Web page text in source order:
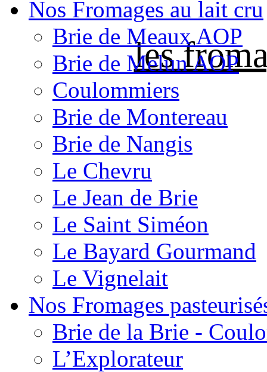
les
Nos Fromages au lait cru
Brie de Meaux AOP
Brie de Melun AOP
Coulommiers
Brie de Montereau
Brie de Nangis
Le Chevru
Le Jean de Brie
Le Saint Siméon
Le Bayard Gourmand
Le Vignelait
Nos Fromages
Brie de la Brie -
L’Explorateur